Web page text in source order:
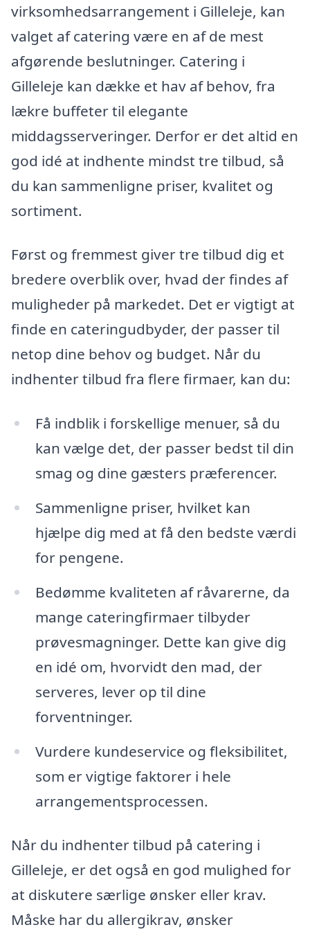
virksomhedsarrangement i Gilleleje, kan
valget af catering være en af de mest
afgørende beslutninger. Catering i
Gilleleje kan dække et hav af behov, fra
lækre buffeter til elegante
middagsserveringer. Derfor er det altid en
god idé at indhente mindst tre tilbud, så
du kan sammenligne priser, kvalitet og
sortiment.
Først og fremmest giver tre tilbud dig et
bredere overblik over, hvad der findes af
muligheder på markedet. Det er vigtigt at
finde en cateringudbyder, der passer til
netop dine behov og budget. Når du
indhenter tilbud fra flere firmaer, kan du:
Få indblik i forskellige menuer, så du
kan vælge det, der passer bedst til din
smag og dine gæsters præferencer.
Sammenligne priser, hvilket kan
hjælpe dig med at få den bedste værdi
for pengene.
Bedømme kvaliteten af råvarerne, da
mange cateringfirmaer tilbyder
prøvesmagninger. Dette kan give dig
en idé om, hvorvidt den mad, der
serveres, lever op til dine
forventninger.
Vurdere kundeservice og fleksibilitet,
som er vigtige faktorer i hele
arrangementsprocessen.
Når du indhenter tilbud på catering i
Gilleleje, er det også en god mulighed for
at diskutere særlige ønsker eller krav.
Måske har du allergikrav, ønsker